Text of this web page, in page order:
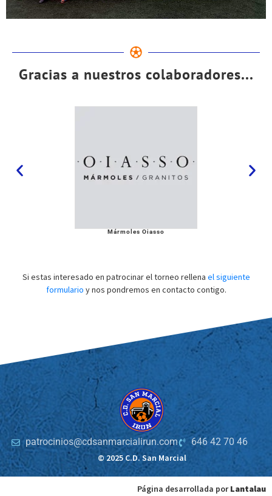
Gracias a nuestros colaboradores...
Mármoles Oiasso
Si estas interesado en patrocinar el torneo rellena el siguiente
formulario y nos pondremos en contacto contigo.
patrocinios@cdsanmarcialirun.com
646 42 70 46
© 2025 C.D. San Marcial
Página desarrollada porLantalau